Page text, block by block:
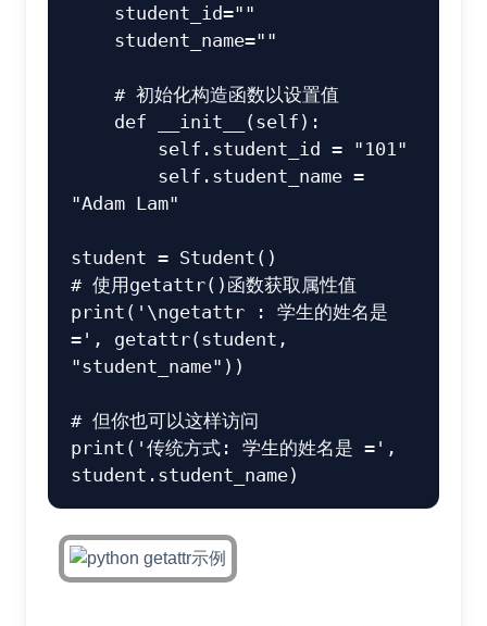
"Adam Lam"
student = Student()
# 使用getattr()函数获取属性值
print('\ngetattr : 学生的姓名是
=', getattr(student,
"student_name"))
# 但你也可以这样访问
print('传统方式: 学生的姓名是 =',